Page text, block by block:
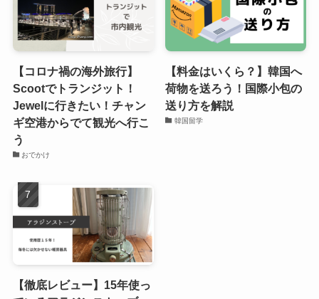
【コロナ禍の海外旅行】
Scootでトランジット！
Jewelに行きたい！チャン
ギ空港からでて観光へ行こ
う
おでかけ
【料金はいくら？】韓国へ
荷物を送ろう！国際小包の
送り方を解説
韓国留学
【徹底レビュー】15年使っ